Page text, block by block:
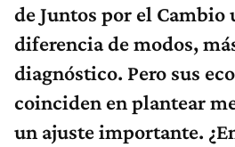
de Juntos por el Cambio
diferencia de modos,
diagnóstico. Pero sus
coinciden en plantear
un ajuste importante.